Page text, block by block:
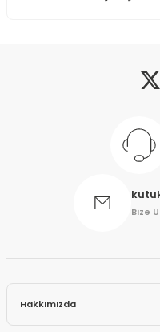
Bize
Hakkımızda